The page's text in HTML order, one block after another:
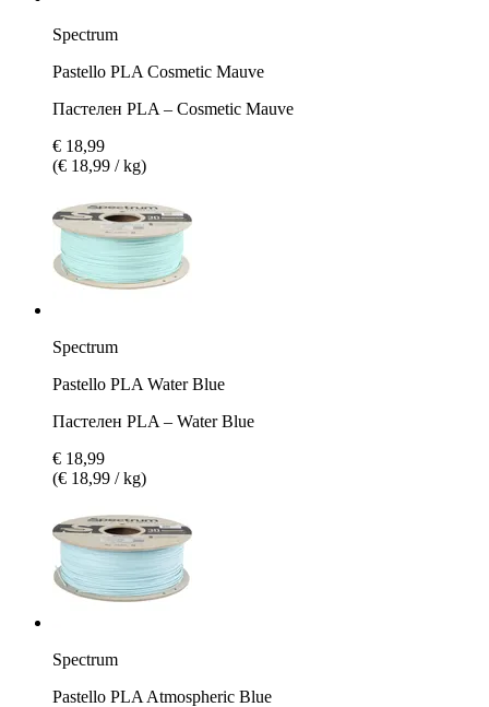
Spectrum
Pastello PLA Cosmetic Mauve
Пастелен PLA – Cosmetic Mauve
€ 18,99
(€ 18,99 / kg)
Spectrum
Pastello PLA Water Blue
Пастелен PLA – Water Blue
€ 18,99
(€ 18,99 / kg)
Spectrum
Pastello PLA Atmospheric Blue